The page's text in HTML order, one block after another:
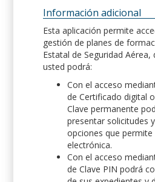
Información adicional
Esta aplicación permite
gestión de planes de
Estatal de Seguridad Aérea,
usted podrá:
Con el acceso
de Certificado digital
Clave permanente
presentar solicitudes
opciones que permite
electrónica.
Con el acceso
de Clave PIN podrá